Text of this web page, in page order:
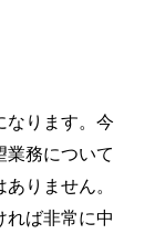
なります。今
業務について
りません。
れば非常に中